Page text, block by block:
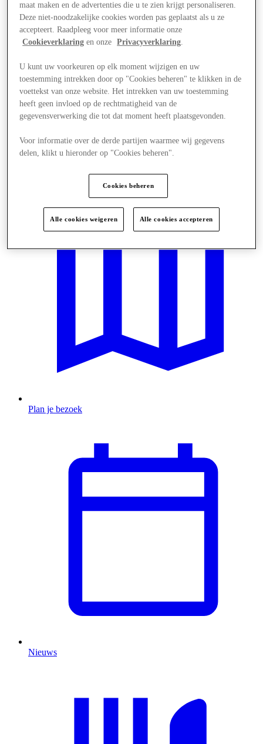
Plan je bezoek
Nieuws
maat maken en de advertenties die u te zien krijgt personaliseren.
Deze niet-noodzakelijke cookies worden pas geplaatst als u ze
accepteert. Raadpleeg voor meer informatie onze
Cookieverklaring en onze Privacyverklaring.
U kunt uw voorkeuren op elk moment wijzigen en uw
toestemming intrekken door op "Cookies beheren" te klikken in de
voettekst van onze website. Het intrekken van uw toestemming
heeft geen invloed op de rechtmatigheid van de
gegevensverwerking die tot dat moment heeft plaatsgevonden.
Voor informatie over de derde partijen waarmee wij gegevens
delen, klikt u hieronder op "Cookies beheren".
Cookies beheren
Alle cookies weigeren Alle cookies accepteren